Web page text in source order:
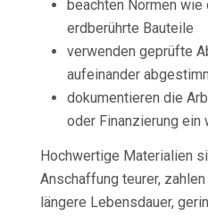
beachten Normen
erdberührte Bauteile
verwenden geprüfte
aufeinander
dokumentieren die
oder Finanzierung
Hochwertige Materialien
Anschaffung teurer,
längere Lebensdauer,